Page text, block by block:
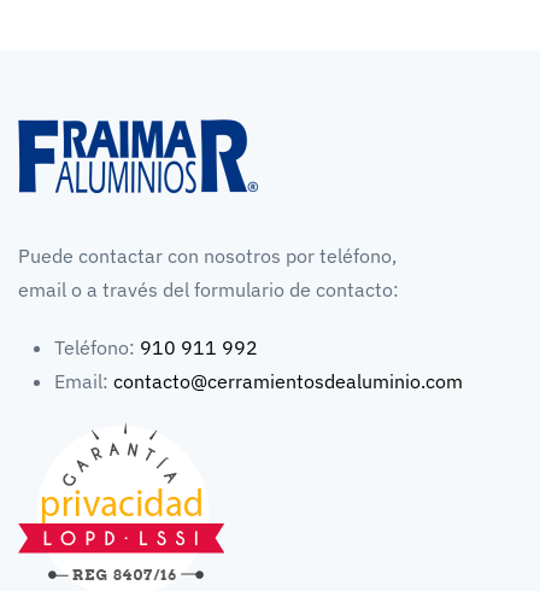
Puede contactar con nosotros por teléfono,
email o a través del formulario de contacto:
Teléfono: 910 911 992
Email: contacto@cerramientosdealuminio.com